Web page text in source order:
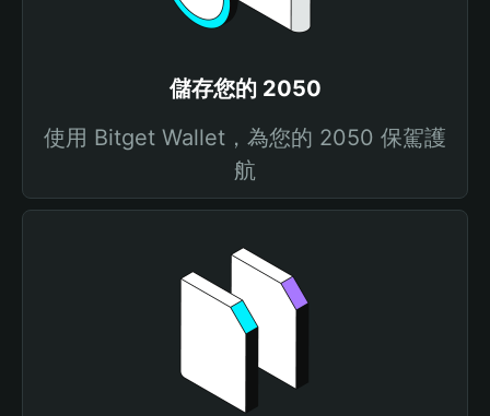
儲存您的 2050
使用 Bitget Wallet，為您的 2050 保駕護
航